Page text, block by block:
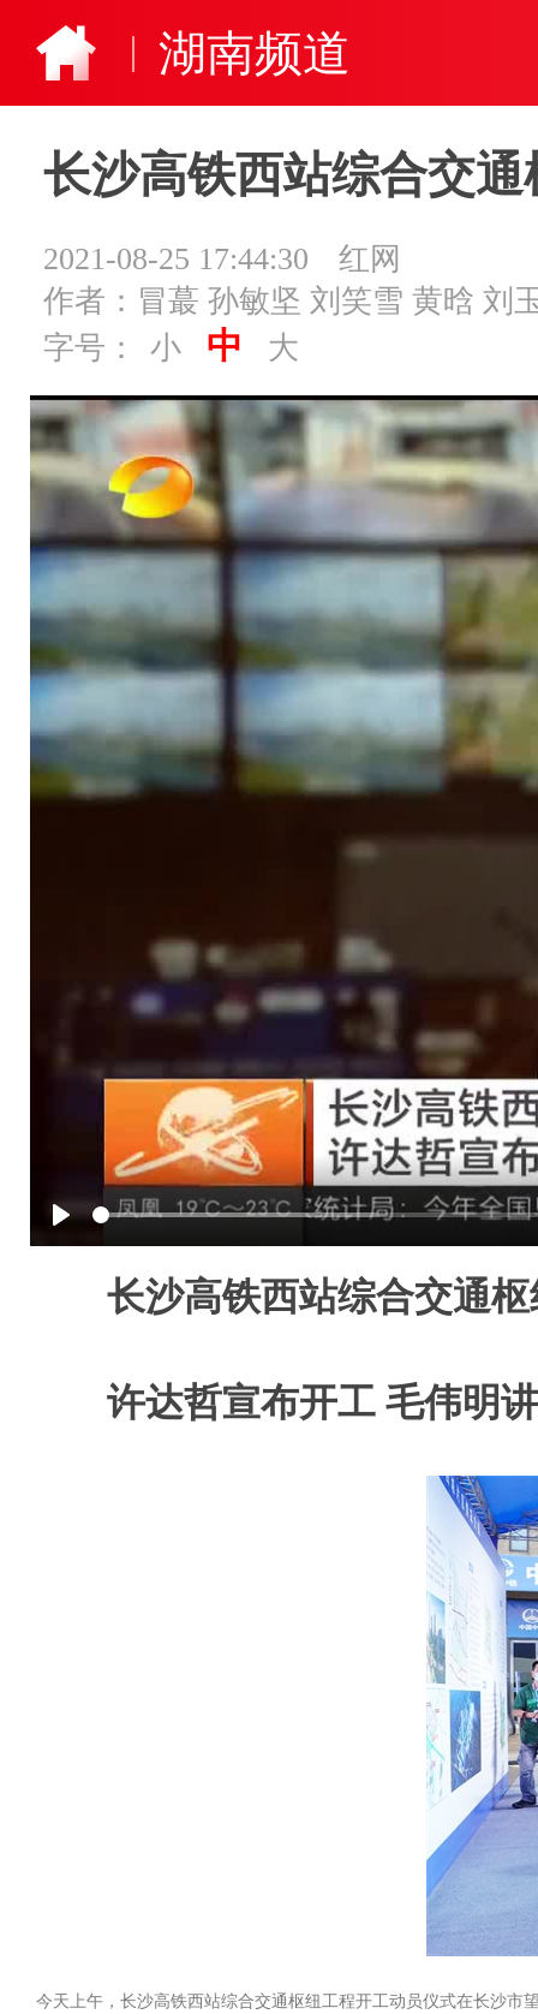
湖南频道
长沙高铁西站综合交
2021-08-25 17:44:30
红网
作者：冒蕞 孙敏坚 刘笑雪 黄晗 刘
字号：
小 中 大
Play
长沙高铁西站综合交通
许达哲宣布开工 毛伟明
今天上午，长沙高铁西站综合交通枢纽工程开工动员仪式在长沙